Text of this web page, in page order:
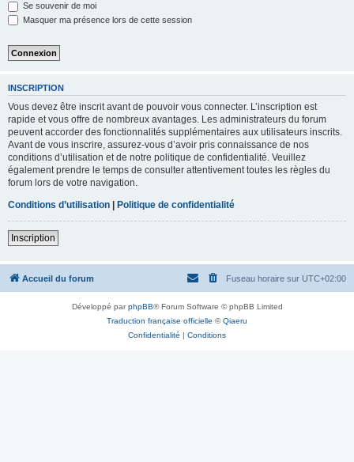
Se souvenir de moi
Masquer ma présence lors de cette session
INSCRIPTION
Vous devez être inscrit avant de pouvoir vous connecter. L’inscription est
rapide et vous offre de nombreux avantages. Les administrateurs du forum
peuvent accorder des fonctionnalités supplémentaires aux utilisateurs inscrits.
Avant de vous inscrire, assurez-vous d’avoir pris connaissance de nos
conditions d’utilisation et de notre politique de confidentialité. Veuillez
également prendre le temps de consulter attentivement toutes les règles du
forum lors de votre navigation.
Conditions d’utilisation | Politique de confidentialité
Inscription
Accueil du forum Fuseau horaire sur UTC+02:00
Développé parphpBB® Forum Software © phpBB Limited
Traduction française officielle ©Qiaeru
Confidentialité | Conditions